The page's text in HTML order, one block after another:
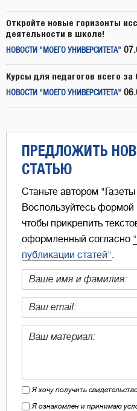
Откройте новые горизонты
деятельности в школе!
НОВОСТИ "МОЕГО УНИВЕРСИТЕТА"
Курсы для педагогов всего за
НОВОСТИ "МОЕГО УНИВЕРСИТЕТА"
ПРЕДЛОЖИТЬ
СТАТЬЮ
Станьте автором
Воспользуйтесь формой
чтобы прикрепить
оформленный согласно
публикации статей"
Я хочу получить
Я ознакомлен и принимаю